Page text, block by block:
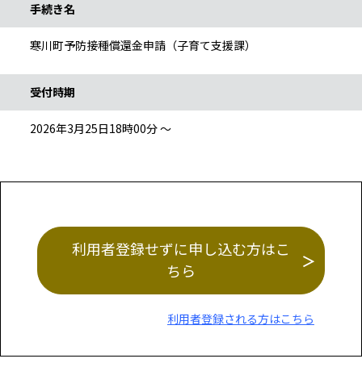
手続き名
寒川町予防接種償還金申請（子育て支援課）
受付時期
2026年3月25日18時00分 ～
利用者登録せずに申し込む方はこ
ちら
利用者登録される方はこちら